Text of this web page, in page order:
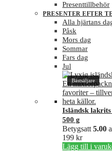
Presenttillbehör
PRESENTER EFTER
Alla hjärtans
Påsk
Mors dag
Sommar
Fars dag
Jul
Bästsäljare
Isländsk
500 g
Betygsatt 5.00
199 kr
Lägg till i